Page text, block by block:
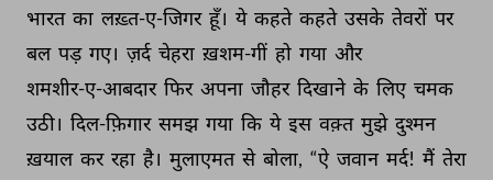
भारत का लख़्त-ए-जिगर हूँ। ये कहते कहते उसके तेवरों पर
बल पड़ गए। ज़र्द चेहरा ख़शम-गीं हो गया और
शमशीर-ए-आबदार फिर अपना जौहर दिखाने के लिए चमक
उठी। दिल-फ़िगार समझ गया कि ये इस वक़्त मुझे दुश्मन
ख़याल कर रहा है। मुलाएमत से बोला, “ऐ जवान मर्द! मैं तेरा